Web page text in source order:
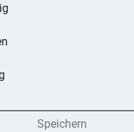
kommt es zur
anderem zur
Aber auch bei
mit hohen
berücksichtigt.
im
Speichern